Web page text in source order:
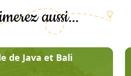
aussi...
de Java et Bali